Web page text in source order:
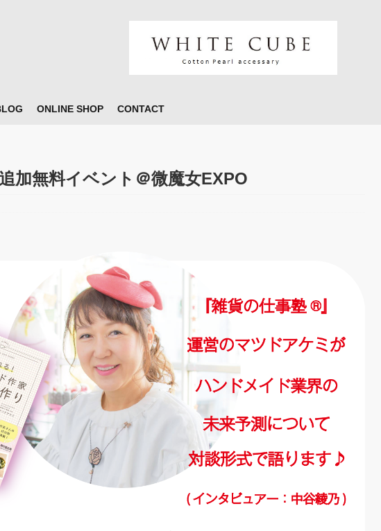
ONLINE SHOP CONTACT
加無料イベント＠微魔女EXPO